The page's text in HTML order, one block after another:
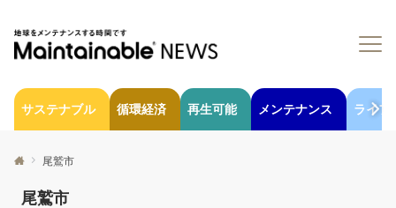
サステナブル 循環経済 再生可能 メンテナンス ライフ
尾鷲市
尾鷲市